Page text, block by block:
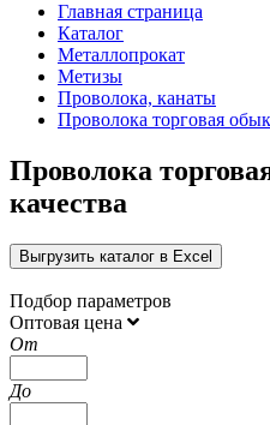
Главная страница
Каталог
Металлопрокат
Метизы
Проволока, канаты
Проволока торговая
Проволока
качества
Выгрузить каталог в Excel
Подбор параметров
Оптовая цена
От
До